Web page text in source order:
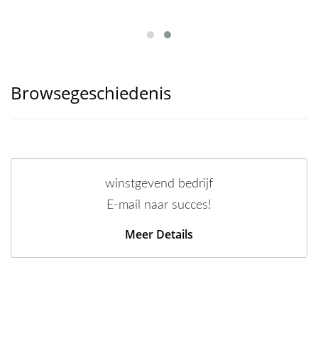
Browsegeschiedenis
winstgevend bedrijf
E-mail naar succes!
Meer Details